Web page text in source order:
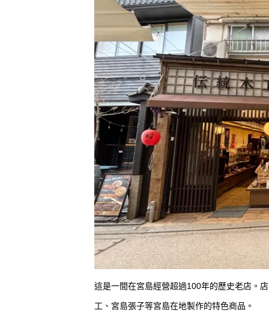
這是一間在宮島經營超過100年的歷史老店。
工、宮島張子等宮島在地製作的特色商品。